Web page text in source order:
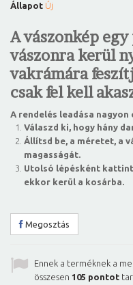
Állapot Új
A vászonkép
vászonra kerül
vakrámára
csak fel kell
A rendelés leadása nagyon
Válaszd ki, hogy hány
Állítsd be, a méretet, a
magasságát.
Utolsó lépésként
ekkor kerül a kosárba.
Megosztás
Ennek a terméknek a
összesen 105 pontot